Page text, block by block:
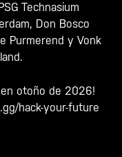
Technasium
Don Bosco
Purmerend y Vonk
en otoño de 2026!
hack-your-future